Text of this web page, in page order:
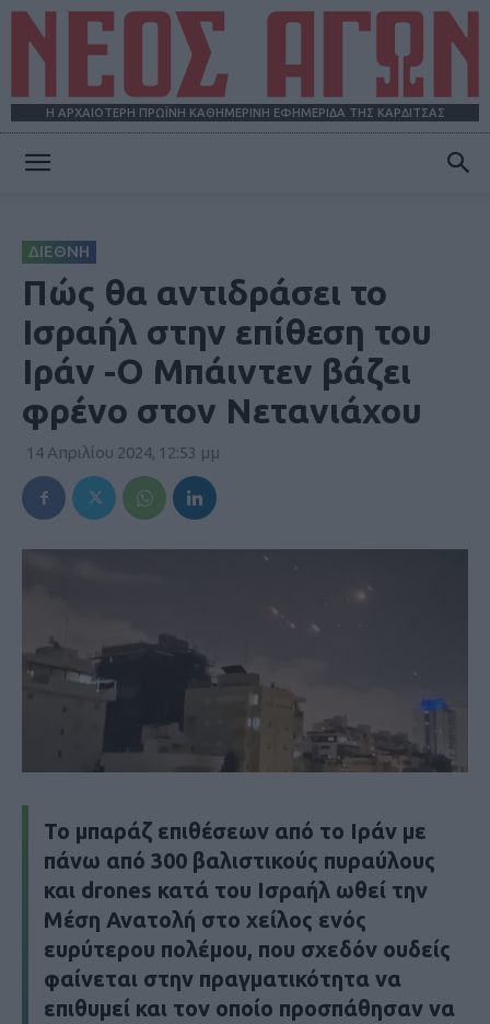
Η ΑΡΧΑΙΟΤΕΡΗ ΠΡΩΪΝΗ ΚΑΘΗΜΕΡΙΝΗ ΕΦΗΜΕΡΙΔΑ ΤΗΣ ΚΑΡΔΙΤΣΑΣ
ΔΙΕΘΝΗ
Πώς θα αντιδράσει το
Ισραήλ στην επίθεση του
Ιράν -Ο Μπάιντεν βάζει
φρένο στον Νετανιάχου
14 Απριλίου 2024, 12:53 μμ
Το μπαράζ επιθέσεων από το Ιράν με
πάνω από 300 βαλιστικούς πυραύλους
και drones κατά του Ισραήλ ωθεί την
Μέση Ανατολή στο χείλος ενός
ευρύτερου πολέμου, που σχεδόν ουδείς
φαίνεται στην πραγματικότητα να
επιθυμεί και τον οποίο προσπάθησαν να